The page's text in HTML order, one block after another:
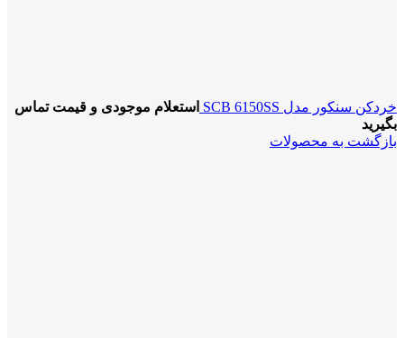
خردکن سنکور مدل SCB 6150SS
استعلام موجودی و قیمت تماس
بگیرید
بازگشت به محصولات